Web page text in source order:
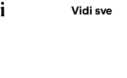
Vidi sve